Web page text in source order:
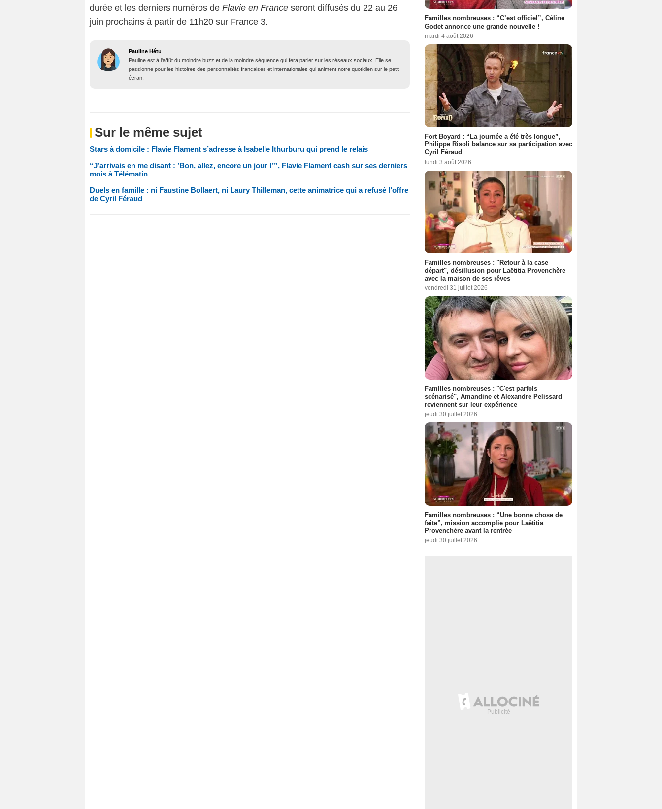
durée et les derniers numéros de Flavie en France seront diffusés du 22 au 26
juin prochains à partir de 11h20 sur France 3.
Pauline Hétu
Pauline est à l'affût du moindre buzz et de la moindre séquence qui fera parler sur les réseaux sociaux. Elle se
passionne pour les histoires des personnalités françaises et internationales qui animent notre quotidien sur le petit
écran.
Sur le même sujet
Stars à domicile : Flavie Flament s’adresse à Isabelle Ithurburu qui prend le relais
“J’arrivais en me disant : ’Bon, allez, encore un jour !’”, Flavie Flament cash sur ses derniers
mois à Télématin
Duels en famille : ni Faustine Bollaert, ni Laury Thilleman, cette animatrice qui a refusé l’offre
de Cyril Féraud
Familles nombreuses : “C’est officiel”, Céline
Godet annonce une grande nouvelle !
mardi 4 août 2026
Fort Boyard : “La journée a été très longue”,
Philippe Risoli balance sur sa participation avec
Cyril Féraud
lundi 3 août 2026
Familles nombreuses : "Retour à la case
départ", désillusion pour Laëtitia Provenchère
avec la maison de ses rêves
vendredi 31 juillet 2026
Familles nombreuses : "C'est parfois
scénarisé", Amandine et Alexandre Pelissard
reviennent sur leur expérience
jeudi 30 juillet 2026
Familles nombreuses : “Une bonne chose de
faite”, mission accomplie pour Laëtitia
Provenchère avant la rentrée
jeudi 30 juillet 2026